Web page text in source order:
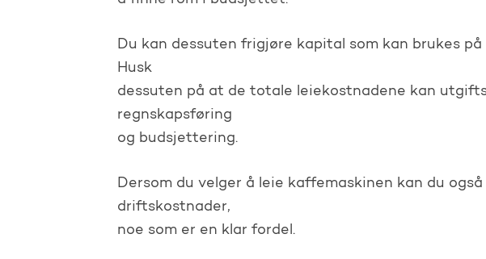
Du kan dessuten frigjøre kapital som kan brukes
Husk
dessuten på at de totale leiekostnadene kan
regnskapsføring
og budsjettering.
Dersom du velger å leie kaffemaskinen kan du
driftskostnader,
noe som er en klar fordel.